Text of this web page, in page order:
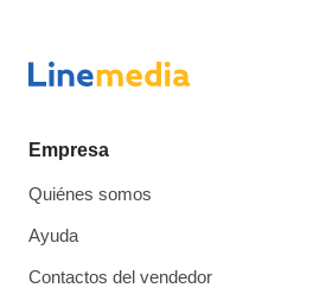
Empresa
Quiénes somos
Ayuda
Contactos del vendedor